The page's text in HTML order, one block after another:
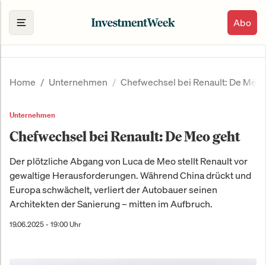
Abo
Home Unternehmen Chefwechsel bei Renault: De Meo
Unternehmen
Chefwechsel bei Renault: De Meo geht
Der plötzliche Abgang von Luca de Meo stellt Renault vor
gewaltige Herausforderungen. Während China drückt und
Europa schwächelt, verliert der Autobauer seinen
Architekten der Sanierung – mitten im Aufbruch.
19.06.2025 - 19:00 Uhr